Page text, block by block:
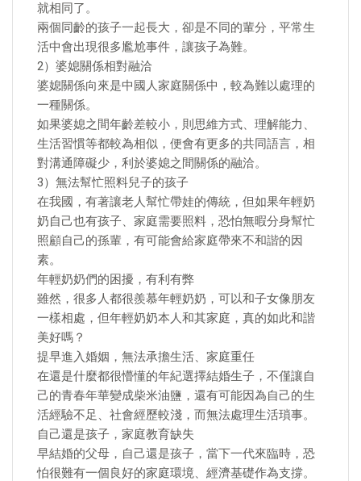
就相同了。
兩個同齡的孩子一起長大，卻是不同的輩分，平常生
活中會出現很多尷尬事件，讓孩子為難。
2）婆媳關係相對融洽
婆媳關係向來是中國人家庭關係中，較為難以處理的
一種關係。
如果婆媳之間年齡差較小，則思維方式、理解能力、
生活習慣等都較為相似，便會有更多的共同語言，相
對溝通障礙少，利於婆媳之間關係的融洽。
3）無法幫忙照料兒子的孩子
在我國，有著讓老人幫忙帶娃的傳統，但如果年輕奶
奶自己也有孩子、家庭需要照料，恐怕無暇分身幫忙
照顧自己的孫輩，有可能會給家庭帶來不和諧的因
素。
年輕奶奶們的困擾，有利有弊
雖然，很多人都很羨慕年輕奶奶，可以和子女像朋友
一樣相處，但年輕奶奶本人和其家庭，真的如此和諧
美好嗎？
提早進入婚姻，無法承擔生活、家庭重任
在還是什麼都很懵懂的年紀選擇結婚生子，不僅讓自
己的青春年華變成柴米油鹽，還有可能因為自己的生
活經驗不足、社會經歷較淺，而無法處理生活瑣事。
自己還是孩子，家庭教育缺失
早結婚的父母，自己還是孩子，當下一代來臨時，恐
怕很難有一個良好的家庭環境、經濟基礎作為支撐。